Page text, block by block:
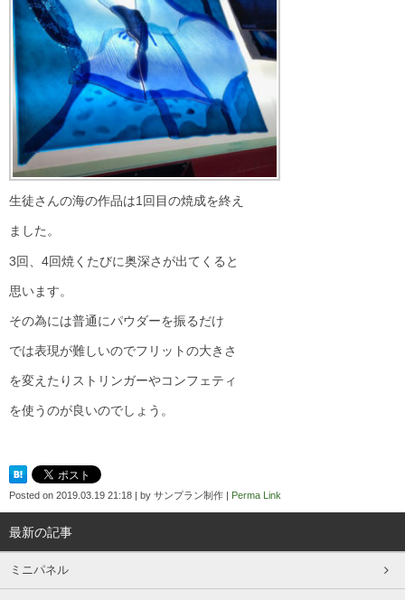
生徒さんの海の作品は1回目の焼成を終え
ました。
3回、4回焼くたびに奥深さが出てくると
思います。
その為には普通にパウダーを振るだけ
では表現が難しいのでフリットの大きさ
を変えたりストリンガーやコンフェティ
を使うのが良いのでしょう。
Posted on 2019.03.19 21:18 by サンプラン制作 Perma Link
最新の記事
ミニパネル